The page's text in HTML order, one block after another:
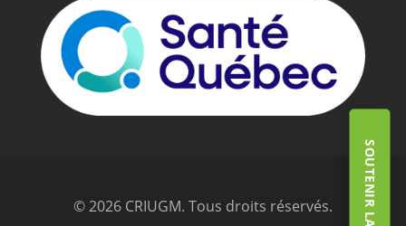
© 2026 CRIUGM. Tous droits réservés.